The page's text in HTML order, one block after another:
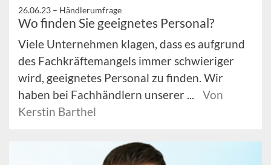
26.06.23 – Händlerumfrage
Wo finden Sie geeignetes Personal?
Viele Unternehmen klagen, dass es aufgrund
des Fachkräftemangels immer schwieriger
wird, geeignetes Personal zu finden. Wir
haben bei Fachhändlern unserer ...
Von
Kerstin Barthel